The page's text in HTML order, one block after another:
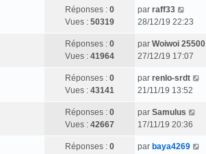
Réponses : 0
Vues : 50319
par raff33
28/12/19 22:23
Réponses : 0
Vues : 41964
par Woiwoi 25500
27/12/19 17:07
Réponses : 0
Vues : 43141
par renlo-srdt
21/11/19 13:52
Réponses : 0
Vues : 42667
par Samulus
17/11/19 20:36
Réponses : 0
par baya4269